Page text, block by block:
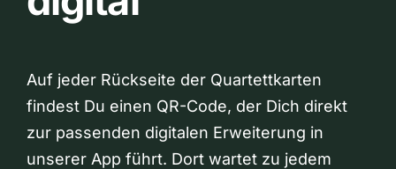
Auf jeder Rückseite der Quartettkarten
findest Du einen QR-Code, der Dich direkt
zur passenden digitalen Erweiterung in
unserer App führt. Dort wartet zu jedem